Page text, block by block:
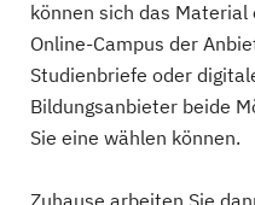
können sich das
Online-Campus der
Studienbriefe oder
Bildungsanbieter beide
Sie eine wählen können.
Zuhause arbeiten Sie